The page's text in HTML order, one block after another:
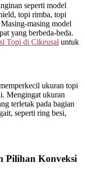
seperti model
topi rimba, topi
masing model
yang berbeda-beda.
Topi di Cikeusal untuk
ukuran topi
Mengingat ukuran
terletak pada bagian
seperti ring besi,
Pilihan Konveksi